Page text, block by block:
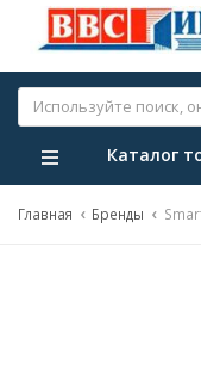
Каталог
Главная Бренды